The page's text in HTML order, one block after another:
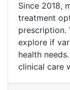
Since 2018,
treatment
prescription.
explore if
health
clinical care